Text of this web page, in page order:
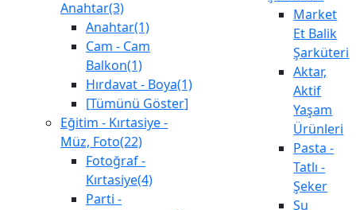
Anahtar(3)
Anahtar(1)
Cam - Cam
Balkon(1)
Hırdavat - Boya(1)
[Tümünü Göster]
Eğitim - Kırtasiye -
Müz, Foto(22)
Fotoğraf -
Kırtasiye(4)
Parti -
Market
Et Balik
Şarküteri
Aktar,
Aktif
Yaşam
Ürünleri
Pasta -
Tatlı -
Şeker
Su